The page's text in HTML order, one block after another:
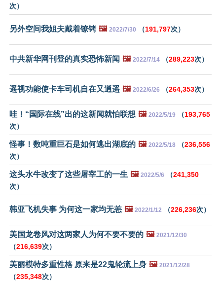
次）
另外空间我姐夫戴着镣铐 🖼️ 2022/7/30 （191,797次）
中共新华网刊登的真实恐怖新闻 🖼️ 2022/7/14 （289,223次）
遥视功能使卡车司机自在又逍遥 🖼️ 2022/6/26 （264,353次）
哇！“国际在线”出的这新闻就怕联想 🖼️ 2022/5/19 （193,765
次）
怪事！数吨重巨石是如何逃出湖底的 🖼️ 2022/5/18 （236,556
次）
这头水牛改变了这些屠宰工的一生 🖼️ 2022/5/6 （241,350
次）
韩亚飞机失事 为何这一家均无恙 🖼️ 2022/1/12 （226,236次）
美国龙卷风对这两家人为何不要不要的 🖼️ 2021/12/30
（216,639次）
美丽模特多重性格 原来是22鬼轮流上身 🖼️ 2021/12/28
（235,348次）